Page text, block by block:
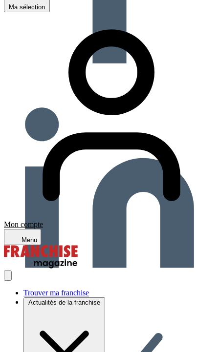
Ma sélection
Mon compte
Menu
Trouver ma franchise
Actualités de la franchise